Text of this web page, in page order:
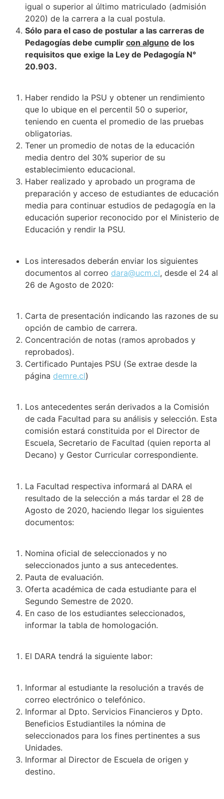
igual o superior al último matriculado (admisión
2020) de la carrera a la cual postula.
Sólo para el caso de postular a las carreras de
Pedagogías debe cumplir con alguno de los
requisitos que exige la Ley de Pedagogía N°
20.903.
Haber rendido la PSU y obtener un rendimiento
que lo ubique en el percentil 50 o superior,
teniendo en cuenta el promedio de las pruebas
obligatorias.
Tener un promedio de notas de la educación
media dentro del 30% superior de su
establecimiento educacional.
Haber realizado y aprobado un programa de
preparación y acceso de estudiantes de educación
media para continuar estudios de pedagogía en la
educación superior reconocido por el Ministerio de
Educación y rendir la PSU.
Los interesados deberán enviar los siguientes
documentos al correo dara@ucm.cl, desde el 24 al
26 de Agosto de 2020:
Carta de presentación indicando las razones de su
opción de cambio de carrera.
Concentración de notas (ramos aprobados y
reprobados).
Certificado Puntajes PSU (Se extrae desde la
página demre.cl)
Los antecedentes serán derivados a la Comisión
de cada Facultad para su análisis y selección. Esta
comisión estará constituida por el Director de
Escuela, Secretario de Facultad (quien reporta al
Decano) y Gestor Curricular correspondiente.
La Facultad respectiva informará al DARA el
resultado de la selección a más tardar el 28 de
Agosto de 2020, haciendo llegar los siguientes
documentos:
Nomina oficial de seleccionados y no
seleccionados junto a sus antecedentes.
Pauta de evaluación.
Oferta académica de cada estudiante para el
Segundo Semestre de 2020.
En caso de los estudiantes seleccionados,
informar la tabla de homologación.
El DARA tendrá la siguiente labor:
Informar al estudiante la resolución a través de
correo electrónico o telefónico.
Informar al Dpto. Servicios Financieros y Dpto.
Beneficios Estudiantiles la nómina de
seleccionados para los fines pertinentes a sus
Unidades.
Informar al Director de Escuela de origen y
destino.